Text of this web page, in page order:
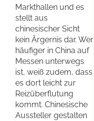
Markthallen und es
stellt aus
chinesischer Sicht
kein Ärgernis dar. Wer
häufiger in China auf
Messen unterwegs
ist, weiß zudem, dass
es dort leicht zur
Reizüberflutung
kommt. Chinesische
Aussteller gestalten